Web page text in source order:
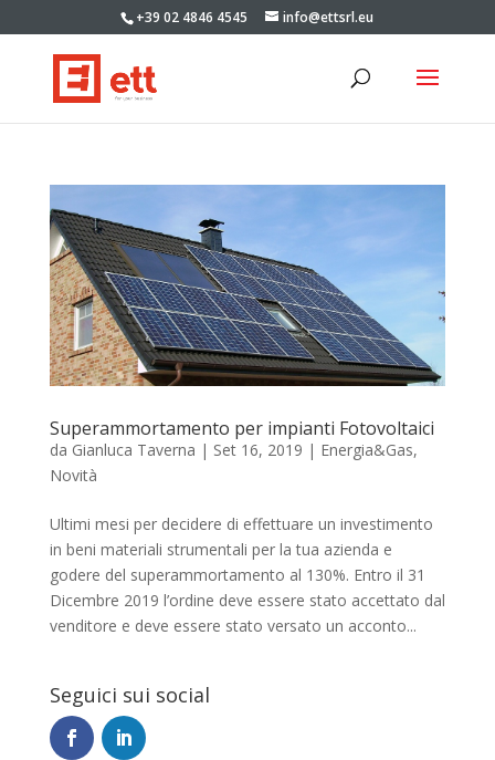
+39 02 4846 4545 info@ettsrl.eu
Superammortamento per impianti Fotovoltaici
da Gianluca Taverna | Set 16, 2019 | Energia&Gas,
Novità
Ultimi mesi per decidere di effettuare un investimento
in beni materiali strumentali per la tua azienda e
godere del superammortamento al 130%. Entro il 31
Dicembre 2019 l’ordine deve essere stato accettato dal
venditore e deve essere stato versato un acconto...
Seguici sui social